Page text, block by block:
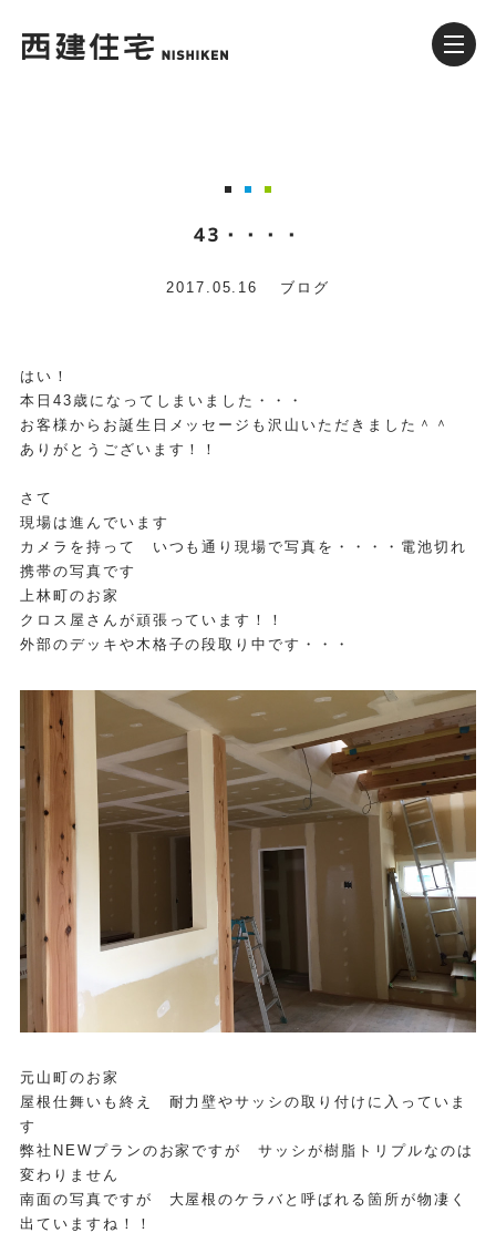
43・・・・
2017.05.16 ブログ
はい！
本日43歳になってしまいました・・・
お客様からお誕生日メッセージも沢山いただきました＾＾
ありがとうございます！！
さて
現場は進んでいます
カメラを持って いつも通り現場で写真を・・・・電池切れ
携帯の写真です
上林町のお家
クロス屋さんが頑張っています！！
外部のデッキや木格子の段取り中です・・・
元山町のお家
屋根仕舞いも終え 耐力壁やサッシの取り付けに入っていま
す
弊社NEWプランのお家ですが サッシが樹脂トリプルなのは
変わりません
南面の写真ですが 大屋根のケラバと呼ばれる箇所が物凄く
出ていますね！！